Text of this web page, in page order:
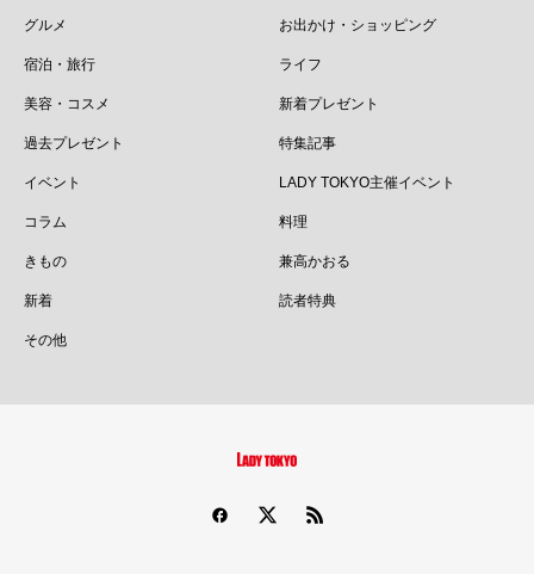
グルメ お出かけ・ショッピング
宿泊・旅行 ライフ
美容・コスメ 新着プレゼント
過去プレゼント 特集記事
イベント LADY TOKYO主催イベント
コラム 料理
きもの 兼高かおる
新着 読者特典
その他